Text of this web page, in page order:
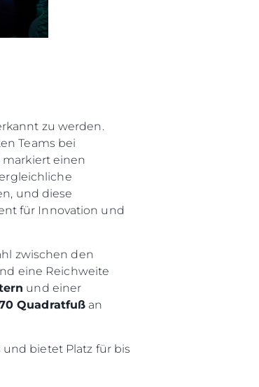
zu werden.
Teams bei
markiert einen
und diese
für Innovation und
zwischen den
eine Reichweite
und einer
Quadratfuß an
bietet Platz für bis